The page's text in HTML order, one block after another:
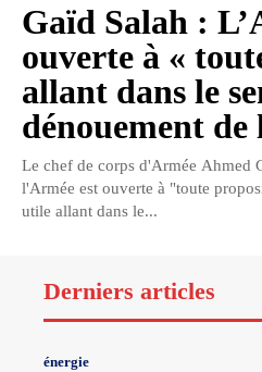
Gaïd Salah :
ouverte à «
allant dans le
dénouement de
Le chef de corps d'Armée Ahmed
l'Armée est ouverte à "toute
utile allant dans le...
Derniers articles
énergie